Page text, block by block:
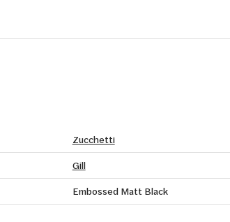
Zucchetti
Gill
Embossed Matt Black